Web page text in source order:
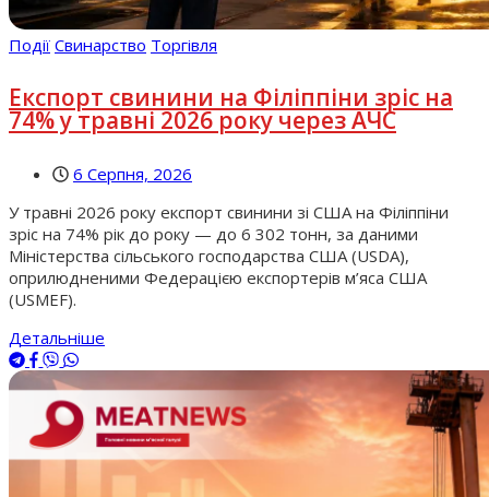
Події Свинарство Торгівля
Експорт свинини на Філіппіни зріс на
74% у травні 2026 року через АЧС
6 Серпня, 2026
У травні 2026 року експорт свинини зі США на Філіппіни
зріс на 74% рік до року — до 6 302 тонн, за даними
Міністерства сільського господарства США (USDA),
оприлюдненими Федерацією експортерів м’яса США
(USMEF).
Детальніше